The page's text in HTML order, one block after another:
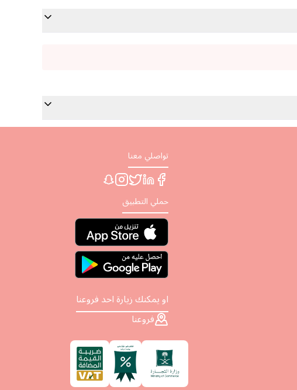
تواصلي معنا
حملي التطبيق
او يمكنك زيارة احد فروعنا
فروعنا